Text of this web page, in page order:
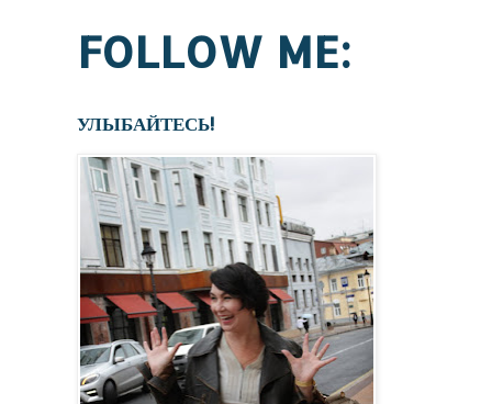
FOLLOW ME:
УЛЫБАЙТЕСЬ!